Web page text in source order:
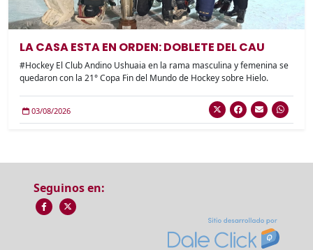
LA CASA ESTA EN ORDEN: DOBLETE DEL CAU
#Hockey El Club Andino Ushuaia en la rama masculina y femenina se
quedaron con la 21° Copa Fin del Mundo de Hockey sobre Hielo.
03/08/2026
Seguinos en: